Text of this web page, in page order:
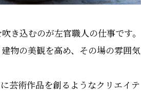
き込むのが左官職人の仕事です。
物の美観を高め、その場の雰囲気
芸術作品を創るようなクリエイテ